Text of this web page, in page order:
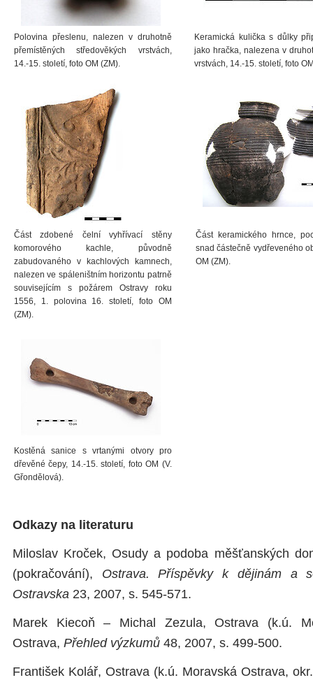
Polovina přeslenu, nalezen v druhotně
přemístěných středověkých vrstvách,
14.-15. století, foto OM (ZM).
Keramická kulička s důlky
jako hračka, nalezena v
vrstvách, 14.-15. století, foto
Část zdobené čelní vyhřívací stěny
komorového kachle, původně
zabudovaného v kachlových kamnech,
nalezen ve spáleništním horizontu patrně
souvisejícím s požárem Ostravy roku
1556, 1. polovina 16. století, foto OM
(ZM).
Část keramického hrnce,
snad částečně vydřeveného
OM (ZM).
Kostěná sanice s vrtanými otvory pro
dřevěné čepy, 14.-15. století, foto OM (V.
Gřondělová).
Odkazy na literaturu
Miloslav Kroček, Osudy a podoba měšťanských
(pokračování), Ostrava. Příspěvky k dějinám a
Ostravska 23, 2007, s. 545-571.
Marek Kiecoň – Michal Zezula, Ostrava (k.ú.
Ostrava, Přehled výzkumů 48, 2007, s. 499-500.
František Kolář, Ostrava (k.ú. Moravská Ostrava,